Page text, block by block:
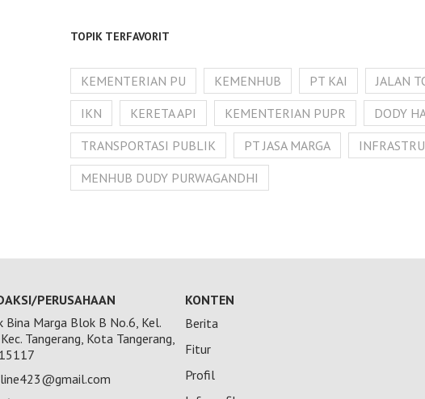
TOPIK TERFAVORIT
KEMENTERIAN PU KEMENHUB PT KAI JALAN
IKN
KERETA API KEMENTERIAN PUPR DODY
TRANSPORTASI PUBLIK
PT JASA MARGA
MENHUB DUDY PURWAGANDHI
PERUSAHAAN
Bina Marga Blok B No.6, Kel.
Tangerang, Kota Tangerang,
KONTEN
Berita
Fitur
Profil